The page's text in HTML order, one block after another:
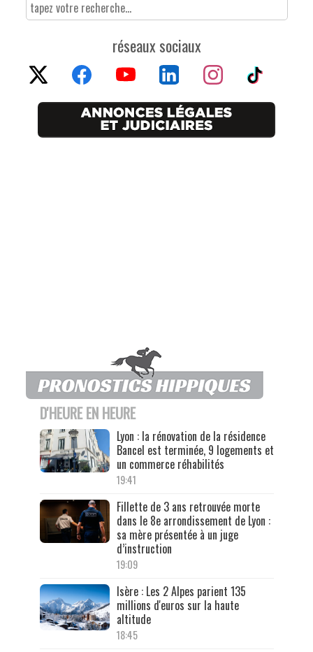
réseaux sociaux
D'HEURE EN HEURE
Lyon : la rénovation de la résidence
Bancel est terminée, 9 logements et
un commerce réhabilités
19:41
Fillette de 3 ans retrouvée morte
dans le 8e arrondissement de Lyon :
sa mère présentée à un juge
d’instruction
19:09
Isère : Les 2 Alpes parient 135
millions d'euros sur la haute
altitude
18:45